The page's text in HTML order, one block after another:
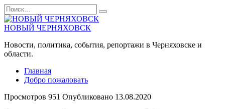
Перейти
к
содержанию
Search
for:
НОВЫЙ ЧЕРНЯХОВСК
Новости, политика, события, репортажи в Черняховске и
области.
Главная
Добро пожаловать
Просмотров 951 Опубликовано 13.08.2020